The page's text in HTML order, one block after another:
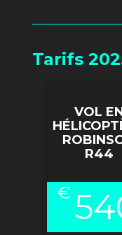
Tarifs
VOL
R44
€